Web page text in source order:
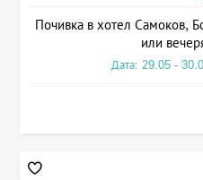
Почивка в хотел Самоков,
или
Дата: 29.05 -